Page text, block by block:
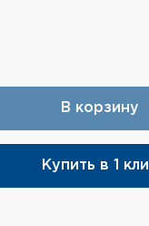
В корзину
Купить в 1